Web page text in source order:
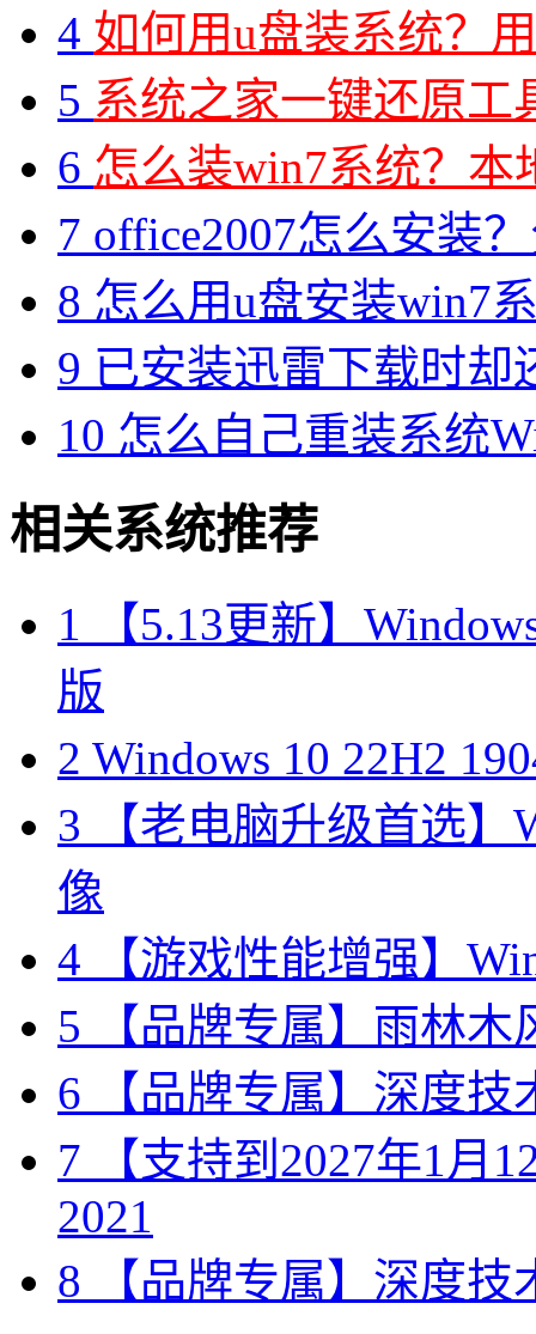
4 如何用u盘装系统？
5 系统之家一键还原工
6 怎么装win7系统？本
7 office2007怎么安装
8 怎么用u盘安装win7
9 已安装迅雷下载时却
10 怎么自己重装系统
相关系统推荐
1
【5.13更新】
版
2 Windows 10 22H2
3 【老电脑升级首选】
像
4 【游戏性能增强】
5 【品牌专属】雨林木
6 【品牌专属】深度技
7 【支持到2027年1月
2021
8 【品牌专属】深度技